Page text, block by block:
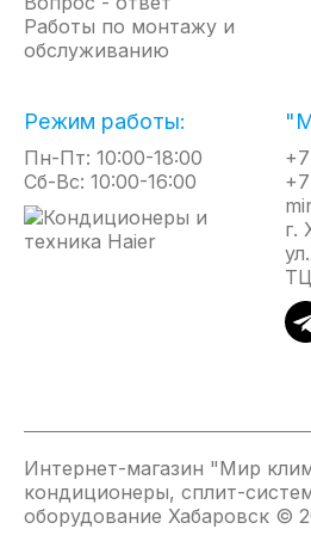
Увеличенная площать
Защитное
Работы по монтажу и
обслуживанию
Режим работы:
Пн-Пт: 10:00-18:00
Сб-Вс: 10:00-16:00
г.
Интернет-магазин "Мир
кондиционеры, сплит-
оборудование Хабаровск ©